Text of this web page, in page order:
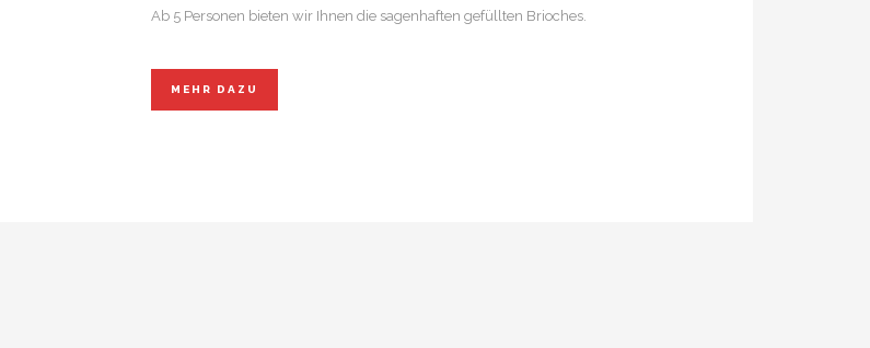
Ab 5 Personen bieten wir Ihnen die sagenhaften gefüllten Brioches.
MEHR DAZU